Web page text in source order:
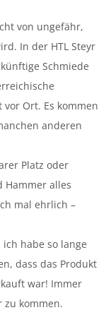
von ungefähr,
In der HTL Steyr
Schmiede
Ort. Es kommen
anderen
Platz oder
Hammer alles
mal ehrlich –
habe so lange
dass das Produkt
war! Immer
kommen.